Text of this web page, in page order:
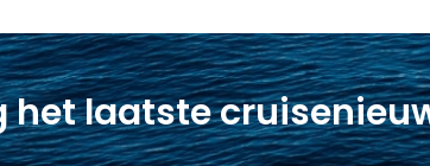
het laatste